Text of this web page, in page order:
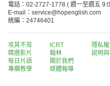
電話：02-2727-1778 ( 週一至週五
E-mail：service@hopenglish.com
統編：24746401
攻其不背
精選影片
每日片語
專欄教學
ICRT
翰林
關於我們
媒體報導
隱私
說明